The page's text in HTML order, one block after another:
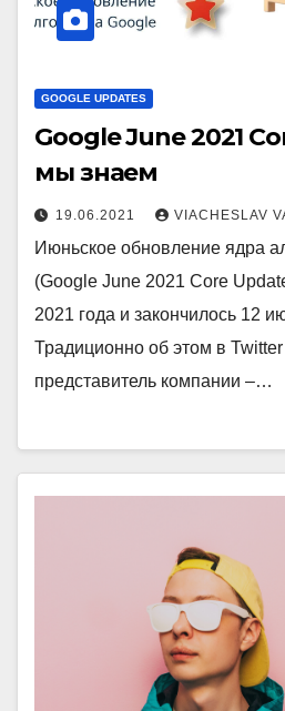
GOOGLE UPDATES
Google June 2021
мы знаем
19.06.2021 VIACHESLAV
Июньское обновление ядра
(Google June 2021 Core
2021 года и закончилось 12
Традиционно об этом в
представитель компании –…